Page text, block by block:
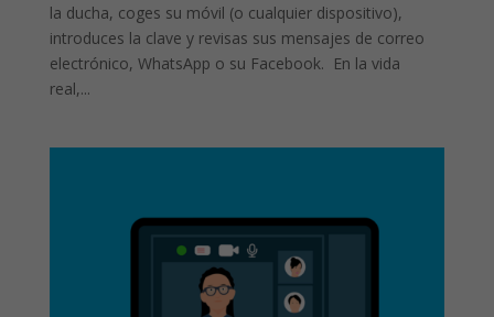
la ducha, coges su móvil (o cualquier dispositivo),
introduces la clave y revisas sus mensajes de correo
electrónico, WhatsApp o su Facebook. En la vida
real,...